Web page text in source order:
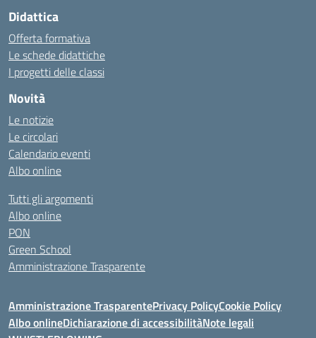
Didattica
Offerta formativa
Le schede didattiche
I progetti delle classi
Novità
Le notizie
Le circolari
Calendario eventi
Albo online
Tutti gli argomenti
Albo online
PON
Green School
Amministrazione Trasparente
Amministrazione TrasparentePrivacy PolicyCookie Policy
Albo onlineDichiarazione di accessibilitàNote legali